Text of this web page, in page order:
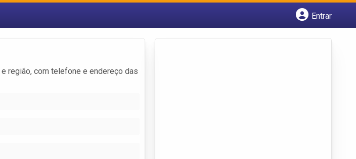
Entrar
e região, com telefone e endereço das